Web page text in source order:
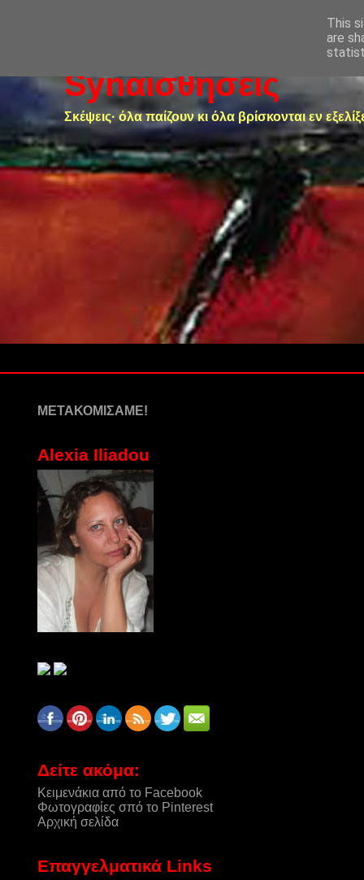
Synαισθήσεις
Σκέψεις· όλα παίζουν κι όλα βρίσκονται εν
ΜΕΤΑΚΟΜΙΣΑΜΕ!
Alexia Iliadou
Δείτε ακόμα:
Κειμενάκια από το Facebook
Φωτογραφίες σπό το Pinterest
Αρχική σελίδα
Επαγγελματικά Links
This
are